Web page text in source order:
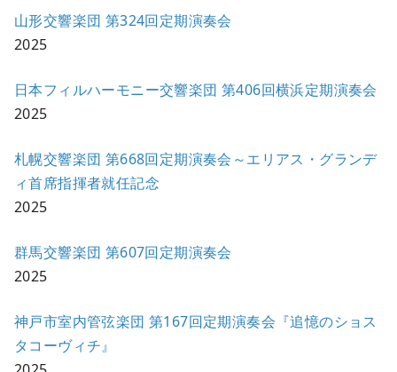
山形交響楽団 第324回定期演奏会
2025
日本フィルハーモニー交響楽団 第406回横浜定期演奏会
2025
札幌交響楽団 第668回定期演奏会～エリアス・グランデ
ィ首席指揮者就任記念
2025
群馬交響楽団 第607回定期演奏会
2025
神戸市室内管弦楽団 第167回定期演奏会『追憶のショス
タコーヴィチ』